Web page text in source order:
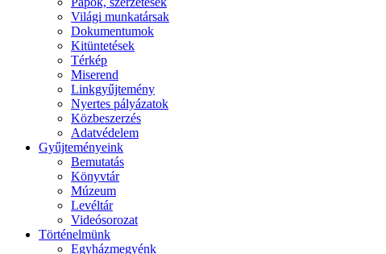
Világi munkatársak
Dokumentumok
Kitüntetések
Térkép
Miserend
Linkgyűjtemény
Nyertes pályázatok
Közbeszerzés
Adatvédelem
Gyűjteményeink
Bemutatás
Könyvtár
Múzeum
Levéltár
Videósorozat
Történelmünk
Egyházmegyénk